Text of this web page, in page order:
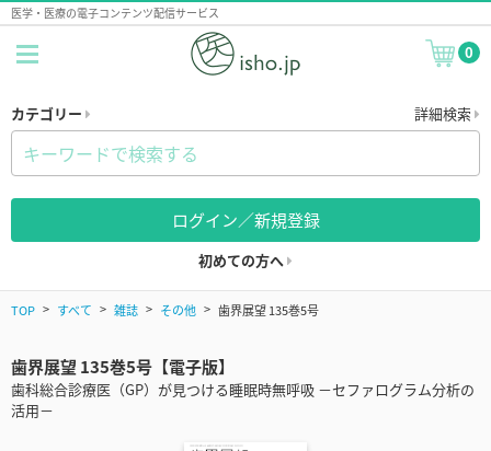
医学・医療の電子コンテンツ配信サービス
0
カテゴリー 詳細検索
ログイン／新規登録
初めての方へ
TOP すべて 雑誌 その他 歯界展望 135巻5号
歯界展望 135巻5号【電子版】
歯科総合診療医（GP）が見つける睡眠時無呼吸 －セファログラム分析の
活用－